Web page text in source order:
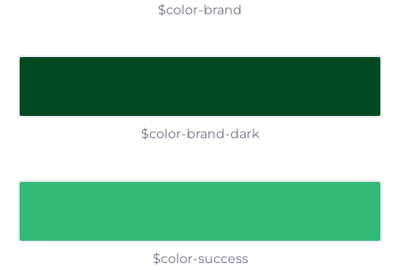
$color-brand
$color-brand-dark
$color-success